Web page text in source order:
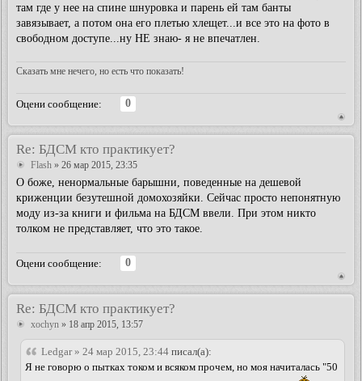
там где у нее на спине шнуровка и парень ей там банты
завязывает, а потом она его плетью хлещет...и все это на фото в
свободном доступе...ну НЕ знаю- я не впечатлен.
Сказать мне нечего, но есть что показать!
Оцени сообщение:
0
Re: БДСМ кто практикует?
Flash » 26 мар 2015, 23:35
О боже, ненормальные барышни, поведенные на дешевой
криженции безутешной домохозяйки. Сейчас просто непонятную
моду из-за книги и фильма на БДСМ ввели. При этом никто
толком не представляет, что это такое.
Оцени сообщение:
0
Re: БДСМ кто практикует?
xochyn » 18 апр 2015, 13:57
Ledgar » 24 мар 2015, 23:44 писал(а):
Я не говорю о пытках током и всяком прочем, но моя начиталась "50